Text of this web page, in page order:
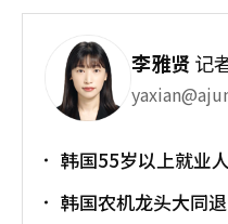
李雅贤记
韩国55岁以上就业
韩国农机龙头大同